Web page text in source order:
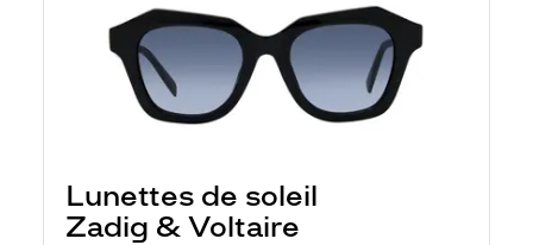
Lunettes de soleil
Zadig & Voltaire